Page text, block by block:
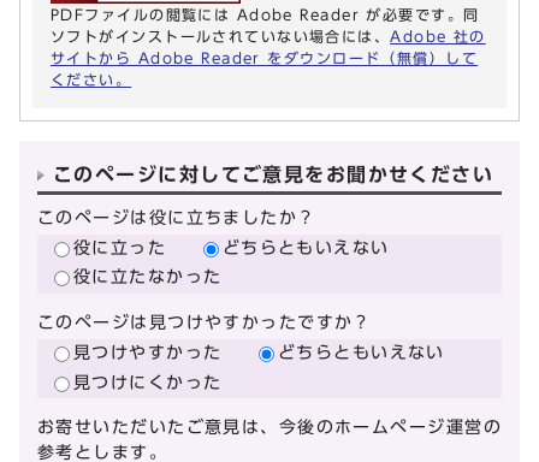
PDFファイルの閲覧には Adobe Reader が必要です。同
ソフトがインストールされていない場合には、 Adobe 社の
サイトから Adobe Reader をダウンロード（無償）して
ください。
このページに対してご意見をお聞かせください
このページは役に立ちましたか？
役に立った
どちらともいえない
役に立たなかった
このページは見つけやすかったですか？
見つけやすかった
どちらともいえない
見つけにくかった
お寄せいただいたご意見は、今後のホームページ運営の
参考とします。